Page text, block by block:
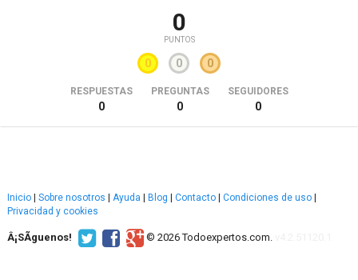
0
PUNTOS
0 0 0
RESPUESTAS
0
PREGUNTAS
0
SEGUIDORES
0
Inicio Sobre nosotros Ayuda Blog Contacto Condiciones de uso
Privacidad y cookies
Â¡SÃ­guenos! © 2026 Todoexpertos.com.